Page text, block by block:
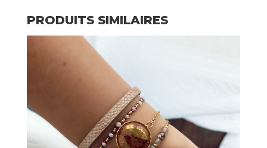
PRODUITS SIMILAIRES